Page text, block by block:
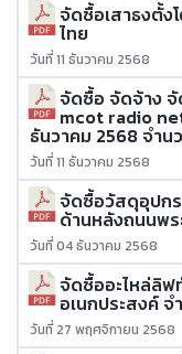
จัดซื้อเสาธงตั้ง
ไทย
วันที่ 11 ธันวาคม 2568
จัดซื้อ จัดจ้าง จั
mcot radio
ธันวาคม 2568 จำน
วันที่ 11 ธันวาคม 2568
จัดซื้อวัสดุอุปก
ด้านหลังถนนพร
วันที่ 04 ธันวาคม 2568
จัดซื้ออะไหล่ลิฟ
อเนกประสงค์ จ
วันที่ 27 พฤศจิกายน 2568